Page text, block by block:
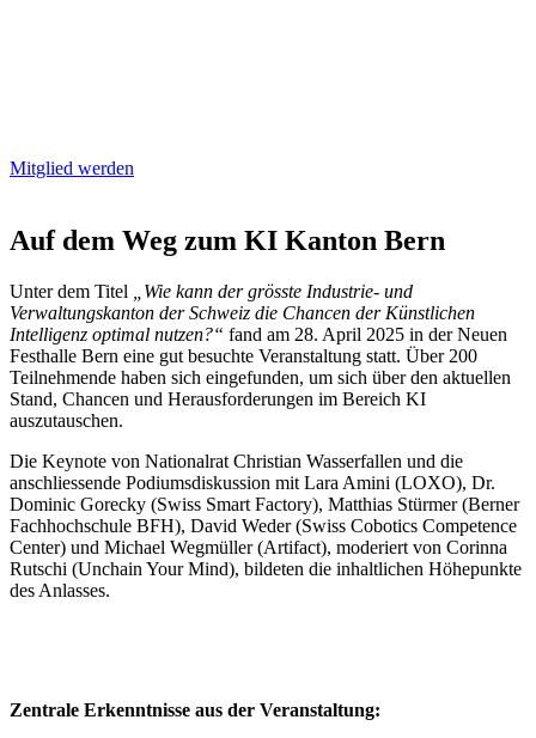
Mitglied werden
Auf dem Weg zum KI Kanton Bern
Unter dem Titel
„Wie kann der grösste Industrie- und
Verwaltungskanton der Schweiz die Chancen der Künstlichen
Intelligenz optimal nutzen?“ fand am 28. April 2025 in der Neuen
Festhalle Bern eine gut besuchte Veranstaltung statt. Über 200
Teilnehmende haben sich eingefunden, um sich über den aktuellen
Stand, Chancen und Herausforderungen im Bereich KI
auszutauschen.
Die Keynote von Nationalrat Christian Wasserfallen und die
anschliessende Podiumsdiskussion mit Lara Amini (LOXO), Dr.
Dominic Gorecky (Swiss Smart Factory), Matthias Stürmer (Berner
Fachhochschule BFH), David Weder (Swiss Cobotics Competence
Center) und Michael Wegmüller (Artifact), moderiert von Corinna
Rutschi (Unchain Your Mind), bildeten die inhaltlichen Höhepunkte
des Anlasses.
Zentrale Erkenntnisse aus der Veranstaltung: